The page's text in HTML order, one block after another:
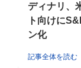
ディナリ、
ト向けに
ン化
記事全体を読む